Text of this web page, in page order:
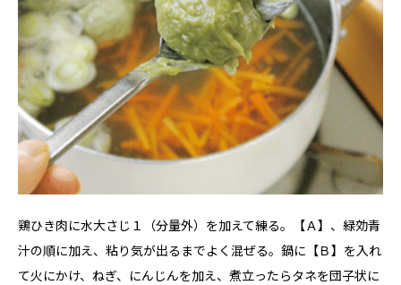
鶏ひき肉に水大さじ１（分量外）を加えて練る。【Ａ】、緑効青
汁の順に加え、粘り気が出るまでよく混ぜる。鍋に【Ｂ】を入れ
て火にかけ、ねぎ、にんじんを加え、煮立ったらタネを団子状に